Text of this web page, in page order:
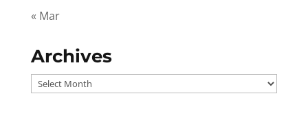
« Mar
Archives
Archives